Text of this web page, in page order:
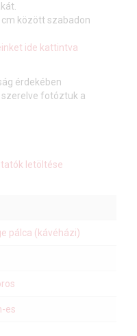
között szabadon
ide kattintva
érdekében
fotóztuk a
letöltése
pálca (kávéházi)
es